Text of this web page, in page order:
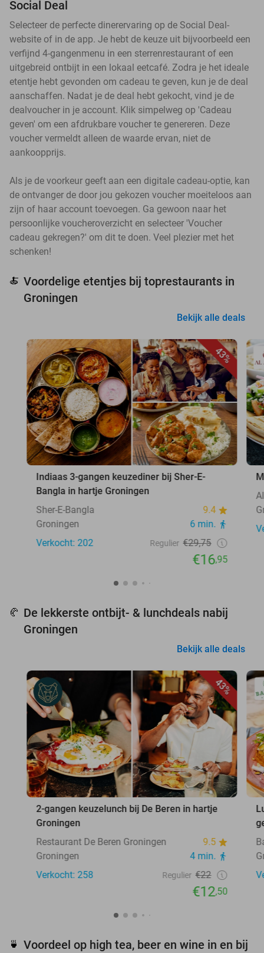
Social Deal
Selecteer de perfecte dinerervaring op de Social Deal-
website of in de app. Je hebt de keuze uit bijvoorbeeld een
verfijnd 4-gangenmenu in een sterrenrestaurant of een
uitgebreid ontbijt in een lokaal eetcafé. Zodra je het ideale
etentje hebt gevonden om cadeau te geven, kun je de deal
aanschaffen. Nadat je de deal hebt gekocht, vind je de
dealvoucher in je account. Klik simpelweg op 'Cadeau
geven' om een afdrukbare voucher te genereren. Deze
voucher vermeldt alleen de waarde ervan, niet de
aankoopprijs.
Als je de voorkeur geeft aan een digitale cadeau-optie, kan
de ontvanger de door jou gekozen voucher moeiteloos aan
zijn of haar account toevoegen. Ga gewoon naar het
persoonlijke voucheroverzicht en selecteer 'Voucher
cadeau gekregen?' om dit te doen. Veel plezier met het
schenken!
🍝 Voordelige etentjes bij toprestaurants in
Groningen
Bekijk alle deals
43%
Indiaas 3-gangen keuzediner bij Sher-E-
Bangla in hartje Groningen
Sher-E-Bangla
9.4
Groningen
6 min.
Verkocht: 202
Regulier €29,75
€16,95
🥐 De lekkerste ontbijt- & lunchdeals nabij
Groningen
Bekijk alle deals
43%
2-gangen keuzelunch bij De Beren in hartje
Groningen
Restaurant De Beren Groningen
9.5
Groningen
4 min.
Verkocht: 258
Regulier €22
€12,50
🍵
Voordeel op high tea, beer en wine in en bij